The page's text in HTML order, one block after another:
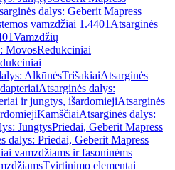
dalys: Geberit Mapress
vamzdžiai 1.4401 Atsarginės
Vamzdžių
MovosRedukciniai
AlkūnėsTrišakiaiAtsarginės
Atsarginės dalys:
ir jungtys, išardomiejiAtsarginės
KamščiaiAtsarginės dalys:
JungtysPriedai, Geberit Mapress
dalys: Priedai, Geberit Mapress
vamzdžiams ir fasoninėms
Tvirtinimo elementai